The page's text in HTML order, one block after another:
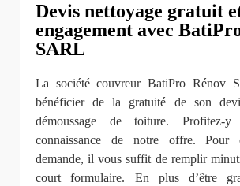
Devis nettoyage gratuit
engagement avec
SARL
La société couvreur BatiPro Rénov
bénéficier de la gratuité de son
démoussage de toiture. Profitez-
connaissance de notre offre. Pour
demande, il vous suffit de remplir
court formulaire. En plus d’être